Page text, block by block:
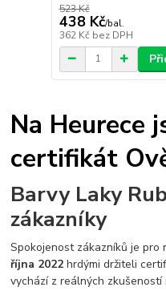
523 Kč
438 Kč/bal.
362 Kč bez DPH
Na Heurece
certifikát
Barvy Laky
zákazníky
Spokojenost zákazníků je pro
října 2022 hrdými držiteli
vychází z reálných zkušeností